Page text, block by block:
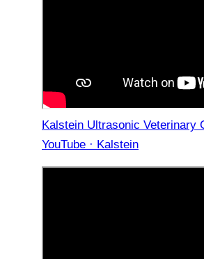
Kalstein Ultrasonic Veterinary
YouTube · Kalstein